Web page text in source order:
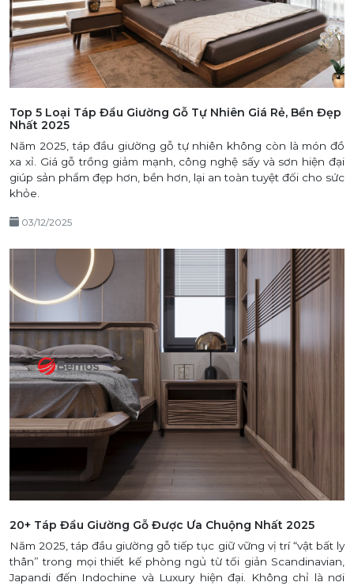
Top 5 Loại Táp Đầu Giường Gỗ Tự Nhiên Giá Rẻ, Bền Đẹp
Nhất 2025
Năm 2025, táp đầu giường gỗ tự nhiên không còn là món đồ
xa xỉ. Giá gỗ trồng giảm mạnh, công nghệ sấy và sơn hiện đại
giúp sản phẩm đẹp hơn, bền hơn, lại an toàn tuyệt đối cho sức
khỏe.
03/12/2025
20+ Táp Đầu Giường Gỗ Được Ưa Chuộng Nhất 2025
Năm 2025, táp đầu giường gỗ tiếp tục giữ vững vị trí “vật bất ly
thân” trong mọi thiết kế phòng ngủ từ tối giản Scandinavian,
Japandi đến Indochine và Luxury hiện đại. Không chỉ là nơi